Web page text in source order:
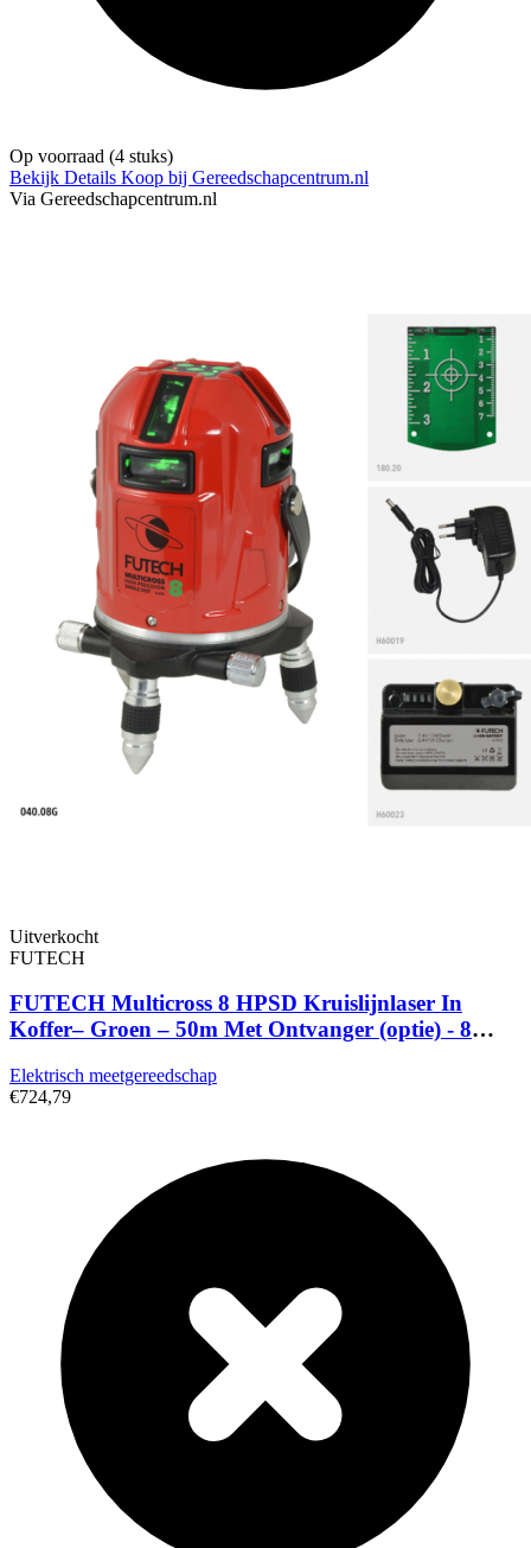
Op voorraad (4 stuks)
Bekijk Details Koop bij Gereedschapcentrum.nl
Via Gereedschapcentrum.nl
Uitverkocht
FUTECH
FUTECH Multicross 8 HPSD Kruislijnlaser In
Koffer– Groen – 50m Met Ontvanger (optie) - 8
Elektrisch meetgereedschap
€724,79